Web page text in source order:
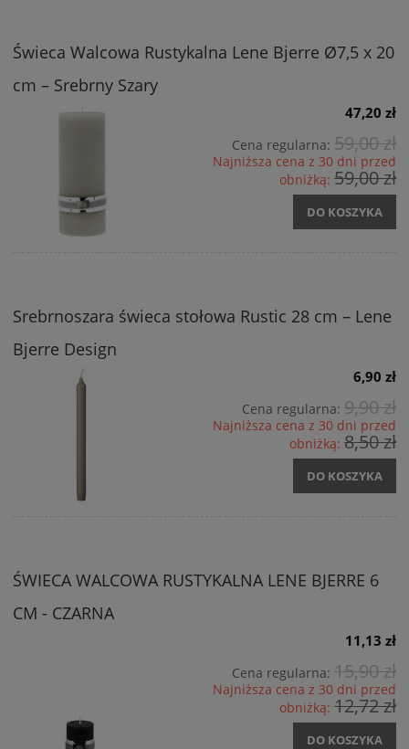
Świeca Walcowa Rustykalna Lene Bjerre Ø7,5 x 20
cm – Srebrny Szary
47,20 zł
Cena regularna: 59,00 zł
Najniższa cena z 30 dni przed
obniżką: 59,00 zł
DO KOSZYKA
Srebrnoszara świeca stołowa Rustic 28 cm – Lene
Bjerre Design
6,90 zł
Cena regularna: 9,90 zł
Najniższa cena z 30 dni przed
obniżką: 8,50 zł
DO KOSZYKA
ŚWIECA WALCOWA RUSTYKALNA LENE BJERRE 6
CM - CZARNA
11,13 zł
Cena regularna: 15,90 zł
Najniższa cena z 30 dni przed
obniżką: 12,72 zł
DO KOSZYKA